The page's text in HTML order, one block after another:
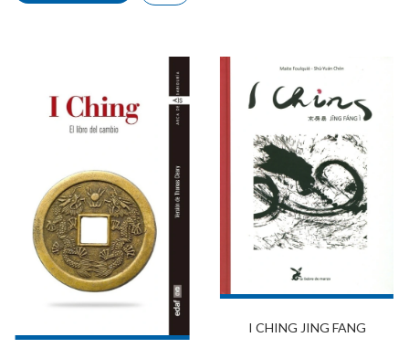
I CHING JING FANG